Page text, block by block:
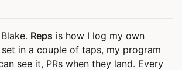
Reps is how I log my own
in a couple of taps, my program
see it, PRs when they land. Every